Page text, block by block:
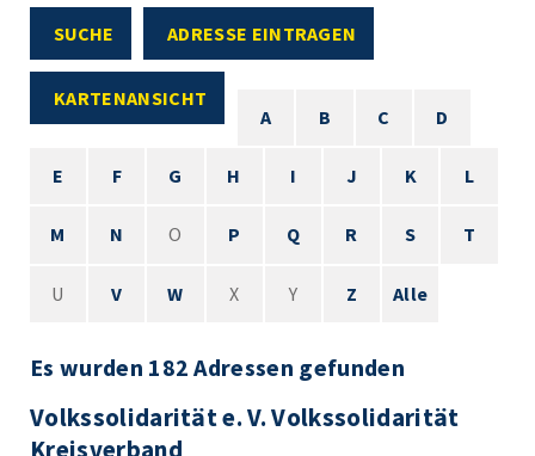
SUCHE ADRESSE EINTRAGEN
KARTENANSICHT
A
B C D
E F G H I J K L
M N O P Q R S T
U V W X Y Z Alle
Es wurden 182 Adressen gefunden
Volkssolidarität e. V. Volkssolidarität
Kreisverband